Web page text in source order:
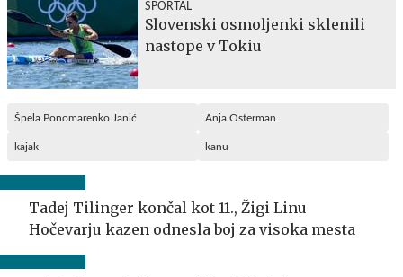
SPORTAL
Slovenski osmoljenki sklenili
nastope v Tokiu
Špela Ponomarenko Janić Anja Osterman
kajak kanu
Tadej Tilinger končal kot 11., Žigi Linu
Hočevarju kazen odnesla boj za visoka mesta